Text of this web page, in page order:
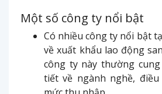
Một số công ty nổi bật
Có nhiều công ty nổi bật
về xuất khẩu lao động
công ty này thường
tiết về ngành nghề,